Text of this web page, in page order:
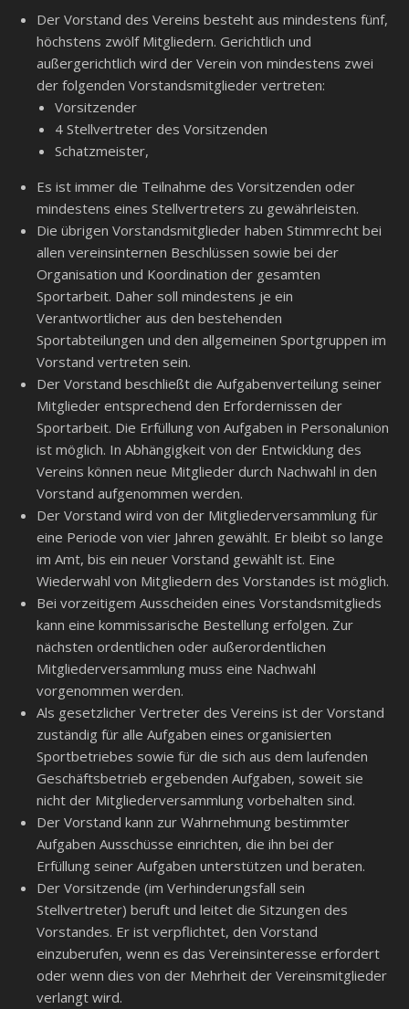
Der Vorstand des Vereins besteht aus mindestens fünf,
höchstens zwölf Mitgliedern. Gerichtlich und
außergerichtlich wird der Verein von mindestens zwei
der folgenden Vorstandsmitglieder vertreten:
Vorsitzender
4 Stellvertreter des Vorsitzenden
Schatzmeister,
Es ist immer die Teilnahme des Vorsitzenden oder
mindestens eines Stellvertreters zu gewährleisten.
Die übrigen Vorstandsmitglieder haben Stimmrecht bei
allen vereinsinternen Beschlüssen sowie bei der
Organisation und Koordination der gesamten
Sportarbeit. Daher soll mindestens je ein
Verantwortlicher aus den bestehenden
Sportabteilungen und den allgemeinen Sportgruppen im
Vorstand vertreten sein.
Der Vorstand beschließt die Aufgabenverteilung seiner
Mitglieder entsprechend den Erfordernissen der
Sportarbeit. Die Erfüllung von Aufgaben in Personalunion
ist möglich. In Abhängigkeit von der Entwicklung des
Vereins können neue Mitglieder durch Nachwahl in den
Vorstand aufgenommen werden.
Der Vorstand wird von der Mitgliederversammlung für
eine Periode von vier Jahren gewählt. Er bleibt so lange
im Amt, bis ein neuer Vorstand gewählt ist. Eine
Wiederwahl von Mitgliedern des Vorstandes ist möglich.
Bei vorzeitigem Ausscheiden eines Vorstandsmitglieds
kann eine kommissarische Bestellung erfolgen. Zur
nächsten ordentlichen oder außerordentlichen
Mitgliederversammlung muss eine Nachwahl
vorgenommen werden.
Als gesetzlicher Vertreter des Vereins ist der Vorstand
zuständig für alle Aufgaben eines organisierten
Sportbetriebes sowie für die sich aus dem laufenden
Geschäftsbetrieb ergebenden Aufgaben, soweit sie
nicht der Mitgliederversammlung vorbehalten sind.
Der Vorstand kann zur Wahrnehmung bestimmter
Aufgaben Ausschüsse einrichten, die ihn bei der
Erfüllung seiner Aufgaben unterstützen und beraten.
Der Vorsitzende (im Verhinderungsfall sein
Stellvertreter) beruft und leitet die Sitzungen des
Vorstandes. Er ist verpflichtet, den Vorstand
einzuberufen, wenn es das Vereinsinteresse erfordert
oder wenn dies von der Mehrheit der Vereinsmitglieder
verlangt wird.